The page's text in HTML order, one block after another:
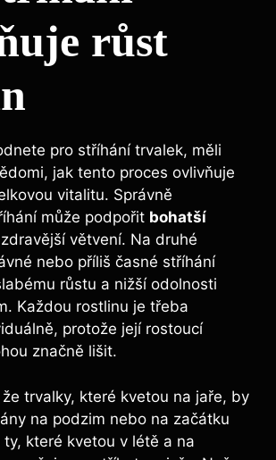
růst
pro stříhání trvalek, měli
jak tento proces ovlivňuje
vitalitu. Správně
může podpořit bohatší
větvení. Na druhé
nebo příliš časné stříhání
růstu a nižší odolnosti
Každou rostlinu je třeba
protože její rostoucí
značně lišit.
trvalky, které kvetou na jaře, by
na podzim nebo na začátku
ty, které kvetou v létě a na